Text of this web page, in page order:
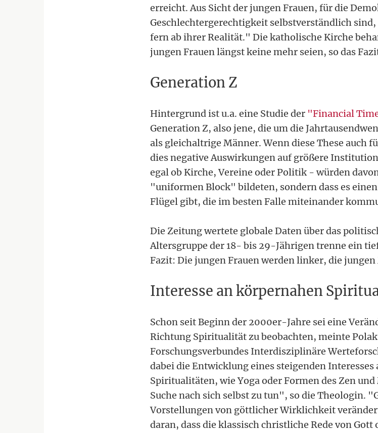
erreicht. Aus Sicht der jungen Frauen, für die
Geschlechtergerechtigkeit selbstverständlich
fern ab ihrer Realität." Die katholische Kirche
jungen Frauen längst keine mehr seien, so das
Generation Z
Hintergrund ist u.a. eine Studie der "Financial
Generation Z, also jene, die um die
als gleichaltrige Männer. Wenn diese These auch
dies negative Auswirkungen auf größere
egal ob Kirche, Vereine oder Politik - würden
"uniformen Block" bildeten, sondern dass es
Flügel gibt, die im besten Falle miteinander
Die Zeitung wertete globale Daten über das
Altersgruppe der 18- bis 29-Jährigen trenne ein
Fazit: Die jungen Frauen werden linker, die
Interesse an körpernahen
Schon seit Beginn der 2000er-Jahre sei eine
Richtung Spiritualität zu beobachten, meinte
Forschungsverbundes Interdisziplinäre
dabei die Entwicklung eines steigenden
Spiritualitäten, wie Yoga oder Formen des Zen
Suche nach sich selbst zu tun", so die Theologin.
Vorstellungen von göttlicher Wirklichkeit
daran, dass die klassisch christliche Rede von